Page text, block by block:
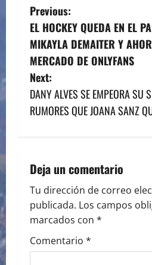
P
o
s
t
n
v
i
g
a
Previous:
EL HOCKEY QUEDA EN EL
MIKAYLA DEMAITER Y
MERCADO DE ONLYFANS
Next:
DANY ALVES SE EMPEORA SU
RUMORES QUE JOANA SANZ
Deja un comentario
Tu dirección de correo
publicada. Los campos
marcados con *
Comentario *